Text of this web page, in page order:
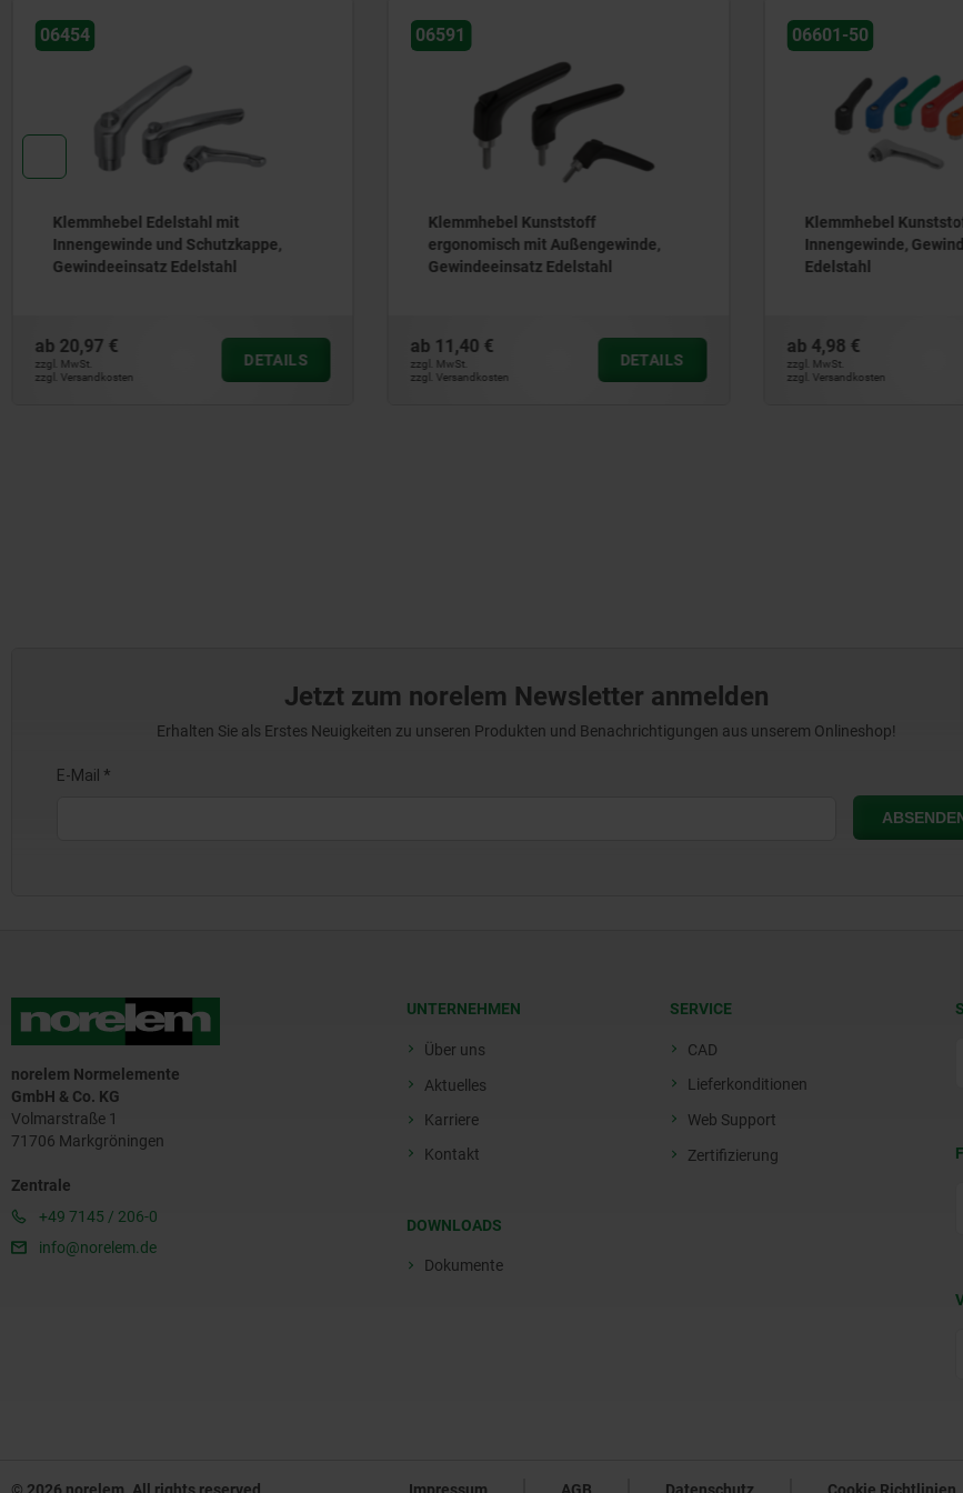
06454
Klemmhebel Edelstahl mit
Innengewinde und Schutzkappe,
Gewindeeinsatz Edelstahl
ab 20,97 €
zzgl. MwSt.
zzgl. Versandkosten
DETAILS
06591
Klemmhebel Kunststoff
ergonomisch mit Außengewinde,
Gewindeeinsatz Edelstahl
ab 11,40 €
zzgl. MwSt.
zzgl. Versandkosten
DETAILS
06601-50
Klemmhebel
Innengewinde,
Edelstahl
ab 4,98 €
zzgl. MwSt.
zzgl. Versandkosten
Jetzt zum norelem Newsletter anmelden
Erhalten Sie als Erstes Neuigkeiten zu unseren Produkten und Benachrichtigungen aus unserem Onlineshop!
norelem Normelemente
GmbH & Co. KG
Volmarstraße 1
71706 Markgröningen
Zentrale
+49 7145 / 206-0
info@norelem.de
UNTERNEHMEN
Über uns
Aktuelles
Karriere
Kontakt
DOWNLOADS
Dokumente
SERVICE
CAD
Lieferkonditionen
Web Support
Zertifizierung
© 2026 norelem. All rights reserved Impressum AGB Datenschutz Cookie Richtlinien